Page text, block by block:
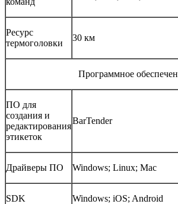
Ресурс
термоголовки
30 км
Программное
ПО для
создания и
редактирования
этикеток
BarTender
Драйверы ПО Windows; Linux; Mac
SDK Windows; iOS; Android